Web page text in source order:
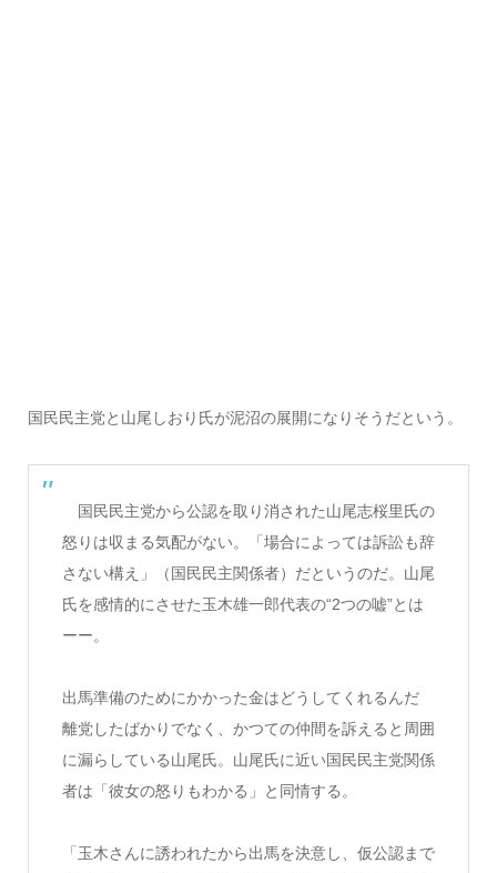
国民民主党と山尾しおり氏が泥沼の展開になりそうだという。
国民民主党から公認を取り消された山尾志桜里氏の
怒りは収まる気配がない。「場合によっては訴訟も辞
さない構え」（国民民主関係者）だというのだ。山尾
氏を感情的にさせた玉木雄一郎代表の“2つの嘘”とは
ーー。
出馬準備のためにかかった金はどうしてくれるんだ
離党したばかりでなく、かつての仲間を訴えると周囲
に漏らしている山尾氏。山尾氏に近い国民民主党関係
者は「彼女の怒りもわかる」と同情する。
「玉木さんに誘われたから出馬を決意し、仮公認まで